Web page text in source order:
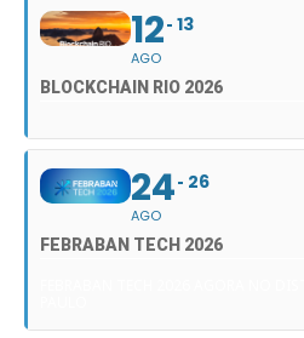
12
AGO
13
BLOCKCHAIN RIO 2026
24
AGO
26
FEBRABAN TECH 2026